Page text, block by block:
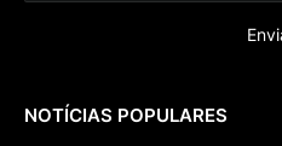
NOTÍCIAS POPULARES